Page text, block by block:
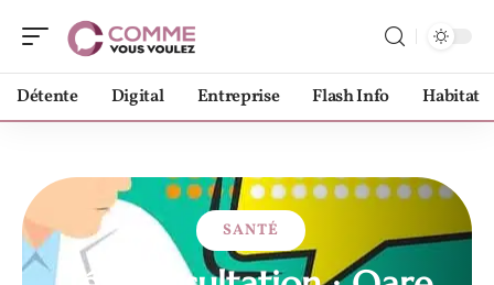
Détente Digital Entreprise Flash Info Habitat
SANTÉ